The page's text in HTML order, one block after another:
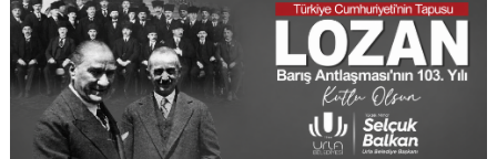
Künye
Ankara
TBMM